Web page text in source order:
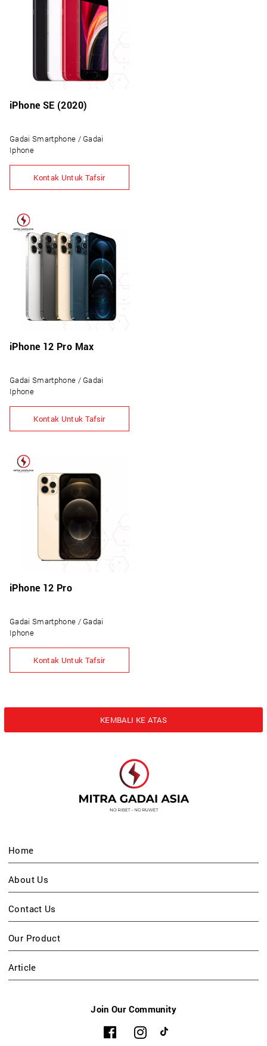
iPhone SE (2020)
Gadai Smartphone / Gadai
Iphone
Kontak Untuk Tafsir
iPhone 12 Pro Max
Gadai Smartphone / Gadai
Iphone
Kontak Untuk Tafsir
iPhone 12 Pro
Gadai Smartphone / Gadai
Iphone
Kontak Untuk Tafsir
KEMBALI KE ATAS
Home
About Us
Contact Us
Our Product
Article
Join Our Community